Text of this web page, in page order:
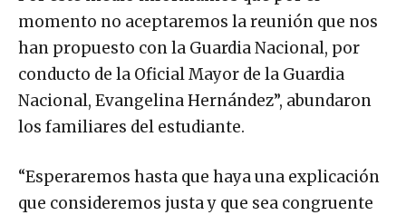
momento no aceptaremos la reunión que nos
han propuesto con la Guardia Nacional, por
conducto de la Oficial Mayor de la Guardia
Nacional, Evangelina Hernández”, abundaron
los familiares del estudiante.
“Esperaremos hasta que haya una explicación
que consideremos justa y que sea congruente